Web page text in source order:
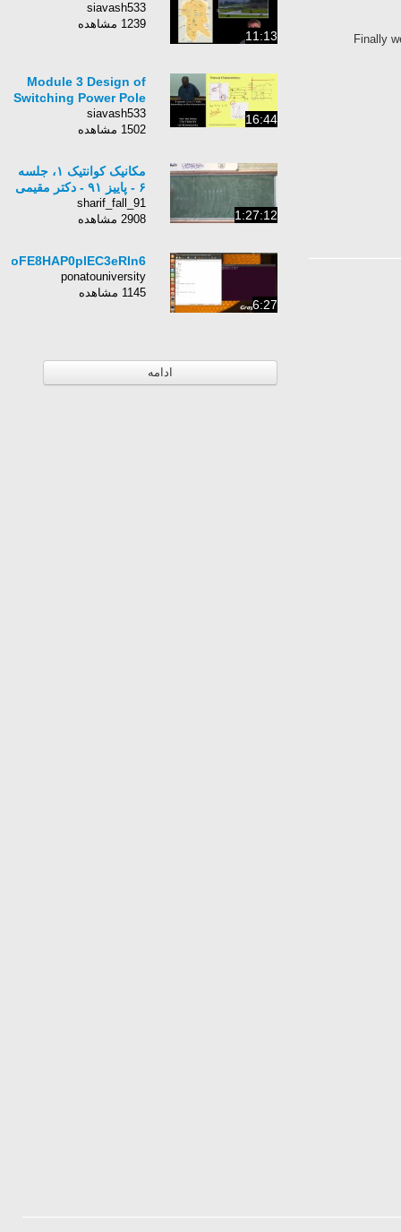
Finally
11:13
siavash533
1239 مشاهده
16:44
Module 3 Design of
Switching Power Pole
siavash533
1502 مشاهده
1:27:12
مکانیک کوانتیک ۱، جلسه
۶ - پاییز ۹۱ - دکتر مقیمی
sharif_fall_91
2908 مشاهده
6:27
ponatouniversity
1145 مشاهده
ادامه